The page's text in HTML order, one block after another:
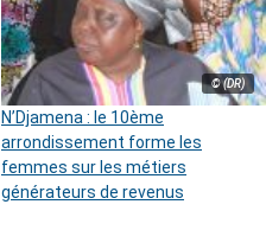
© (DR)
N’Djamena : le 10ème
arrondissement forme les
femmes sur les métiers
générateurs de revenus